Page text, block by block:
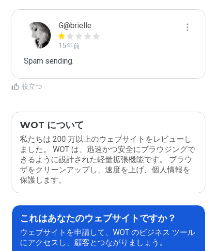
G@brielle
15年前
Spam sending.
役立つ
WOT について
私たちは 200 万以上のウェブサイトをレビューし
ました。 WOT は、迅速かつ安全にブラウジングで
きるように設計された軽量拡張機能です。 ブラウ
ザをクリーンアップし、速度を上げ、個人情報を
保護します。
これはあなたのウェブサイトですか？
ウェブサイトを申請して、WOT のビジネス ツール
にアクセスし、顧客とつながりましょう。